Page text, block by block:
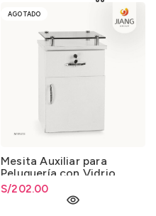
AGOTADO
Mesita Auxiliar para
Peluquería con Vidrio
S/202.00